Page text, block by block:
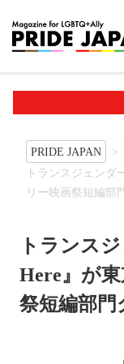
PRIDE JAPAN
トランスジェンダ
リー映画祭短編部
トランス
Here』が
祭短編部